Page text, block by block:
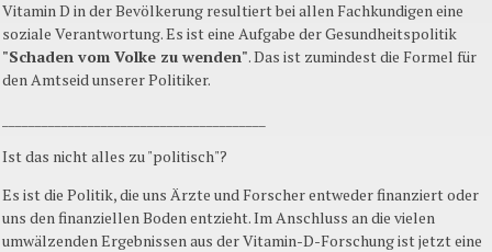
Vitamin D in der Bevölkerung resultiert bei allen Fachkundigen eine
soziale Verantwortung. Es ist eine Aufgabe der Gesundheitspolitik
"Schaden vom Volke zu wenden". Das ist zumindest die Formel für
den Amtseid unserer Politiker.
Ist das nicht alles zu "politisch"?
Es ist die Politik, die uns Ärzte und Forscher entweder finanziert oder
uns den finanziellen Boden entzieht. Im Anschluss an die vielen
umwälzenden Ergebnissen aus der Vitamin-D-Forschung ist jetzt eine